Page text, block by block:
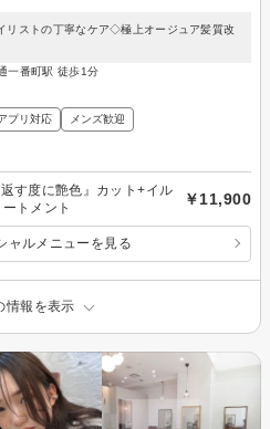
リストの丁寧なケア◇極上オージュア髪質改
一番町駅 徒歩1分
プリ対応 メンズ歓迎
す度に艶色』カット+イル
トメント
￥11,900
ャルメニューを見る
情報を表示